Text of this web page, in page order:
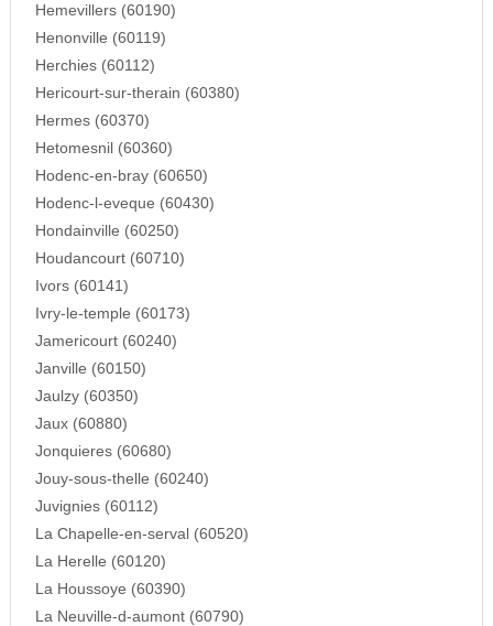
Hemevillers (60190)
Henonville (60119)
Herchies (60112)
Hericourt-sur-therain (60380)
Hermes (60370)
Hetomesnil (60360)
Hodenc-en-bray (60650)
Hodenc-l-eveque (60430)
Hondainville (60250)
Houdancourt (60710)
Ivors (60141)
Ivry-le-temple (60173)
Jamericourt (60240)
Janville (60150)
Jaulzy (60350)
Jaux (60880)
Jonquieres (60680)
Jouy-sous-thelle (60240)
Juvignies (60112)
La Chapelle-en-serval (60520)
La Herelle (60120)
La Houssoye (60390)
La Neuville-d-aumont (60790)